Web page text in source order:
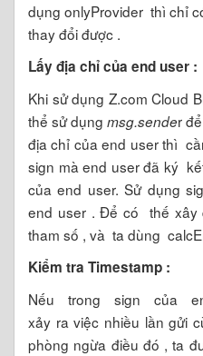
dụng onlyProvider thì chỉ
thay đổi được .
Lấy địa chỉ của end user :
Khi sử dụng Z.com Cloud
thể sử dụngmsg.sender
địa chỉ của end user thì
sign mà end user đã ký
của end user. Sử dụng
end user . Để có thế xây
tham số , và ta dùng
Kiểm tra Timestamp :
Nếu trong sign của
xảy ra việc nhiều lần gửi
phòng ngừa điều đó , ta